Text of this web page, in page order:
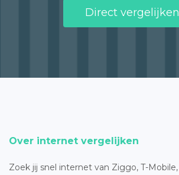
Direct vergelijken
Over internet vergelijken
Zoek jij snel internet van Ziggo, T-